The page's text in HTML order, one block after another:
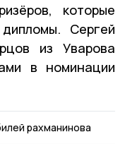
которые
Сергей
из Уварова
в номинации
рахманинова